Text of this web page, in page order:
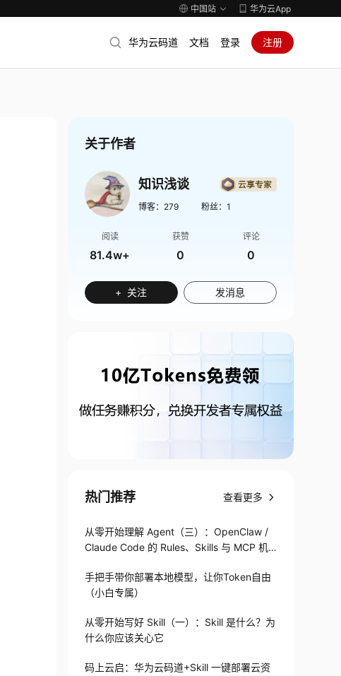
中国站 华为云App
华为云码道 文档 登录 注册
关于作者
知识浅谈
博客： 279 粉丝： 1
阅读
81.4w+
获赞
0
评论
0
+ 关注 发消息
热门推荐 查看更多
从零开始理解 Agent（三）：OpenClaw /
Claude Code 的 Rules、Skills 与 MCP 机
手把手带你部署本地模型，让你Token自由
（小白专属）
从零开始写好 Skill（一）：Skill 是什么？为
什么你应该关心它
码上云启：华为云码道+Skill 一键部署云资